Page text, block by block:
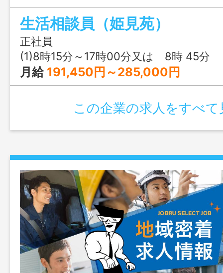
クの紹介状が必要です。
生活相談員（姫見苑）
正社員
(1)8時15分～17時00分又は 8時 45分 ～ 17時 30
月給 191,450円～285,000円
この企業の求人をすべて